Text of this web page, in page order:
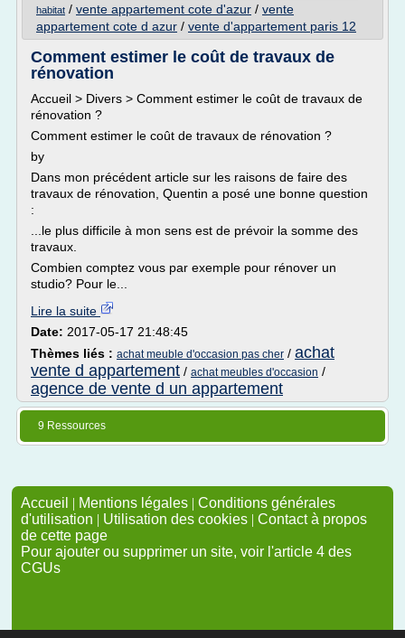
habitat / vente appartement cote d'azur / vente
appartement cote d azur / vente d'appartement paris 12
Comment estimer le coût de travaux de
rénovation
Accueil > Divers > Comment estimer le coût de travaux de
rénovation ?
Comment estimer le coût de travaux de rénovation ?
by
Dans mon précédent article sur les raisons de faire des
travaux de rénovation, Quentin a posé une bonne question
:
...le plus difficile à mon sens est de prévoir la somme des
travaux.
Combien comptez vous par exemple pour rénover un
studio? Pour le...
Lire la suite
Date: 2017-05-17 21:48:45
Thèmes liés : achat meuble d'occasion pas cher / achat
vente d appartement / achat meubles d'occasion /
agence de vente d un appartement
9 Ressources
Accueil | Mentions légales | Conditions générales
d'utilisation | Utilisation des cookies | Contact à propos
de cette page
Pour ajouter ou supprimer un site, voir l'article 4 des
CGUs